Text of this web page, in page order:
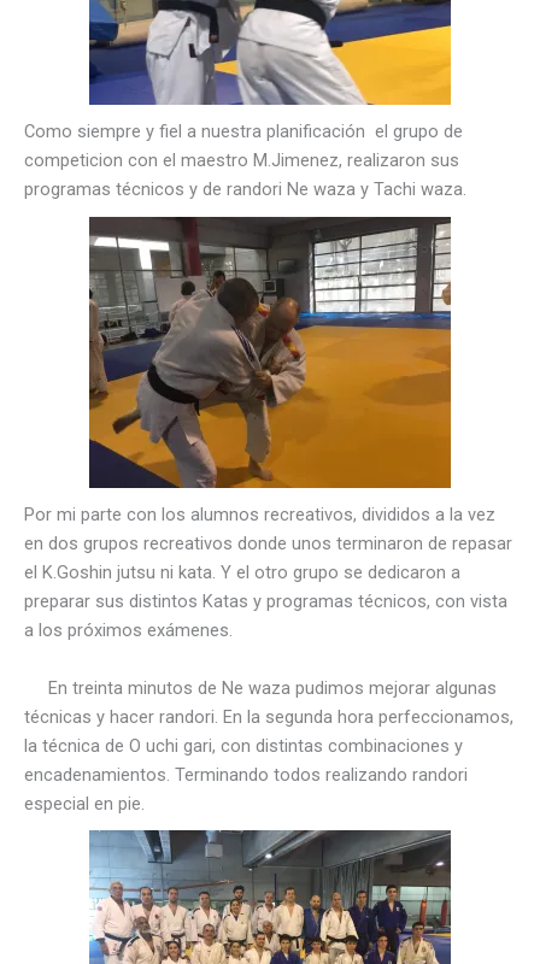
Como siempre y fiel a nuestra planificación el grupo de
competicion con el maestro M.Jimenez, realizaron sus
programas técnicos y de randori Ne waza y Tachi waza.
Por mi parte con los alumnos recreativos, divididos a la vez
en dos grupos recreativos donde unos terminaron de repasar
el K.Goshin jutsu ni kata. Y el otro grupo se dedicaron a
preparar sus distintos Katas y programas técnicos, con vista
a los próximos exámenes.
En treinta minutos de Ne waza pudimos mejorar algunas
técnicas y hacer randori. En la segunda hora perfeccionamos,
la técnica de O uchi gari, con distintas combinaciones y
encadenamientos. Terminando todos realizando randori
especial en pie.